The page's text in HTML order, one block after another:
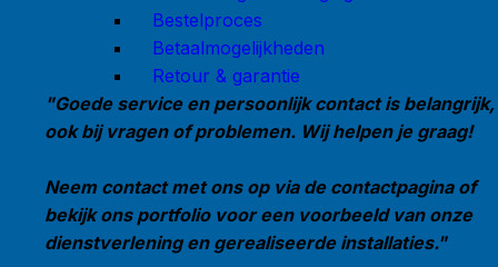
Bestelproces
Betaalmogelijkheden
Retour & garantie
"Goede service en persoonlijk contact is belangrijk,
ook bij vragen of problemen. Wij helpen je graag!
Neem contact met ons op via de contactpagina of
bekijk ons portfolio voor een voorbeeld van onze
dienstverlening en gerealiseerde installaties."